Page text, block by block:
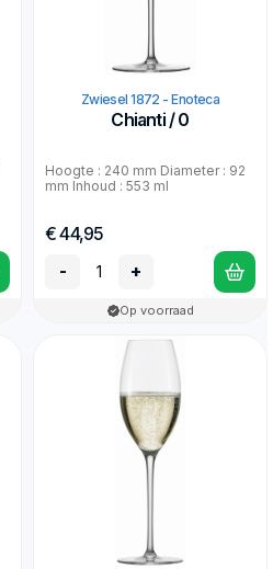
Zwiesel 1872 - Enoteca
Chianti / 0
Hoogte : 240 mm Diameter : 92
mm Inhoud : 553 ml
€ 44,95
-
+
Op voorraad